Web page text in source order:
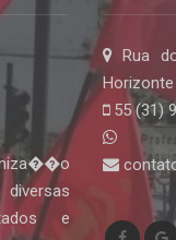
e
Rua
Horizonte
55 (31)